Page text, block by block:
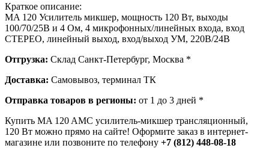
Краткое описание:
MA 120 Усилитель микшер, мощность 120 Вт, выходы
100/70/25В и 4 Ом, 4 микрофонных/линейных входа, вход
СТЕРЕО, линейный выход, вход/выход УМ, 220В/24В
Отгрузка: Склад Санкт-Петербург, Москва *
Доставка: Самовывоз, терминал ТК
Отправка товаров в регионы: от 1 до 3 дней *
Купить MA 120 AMC усилитель-микшер трансляционный,
120 Вт можно прямо на сайте! Оформите заказ в интернет-
магазине или позвоните по телефону +7 (812) 448-08-18